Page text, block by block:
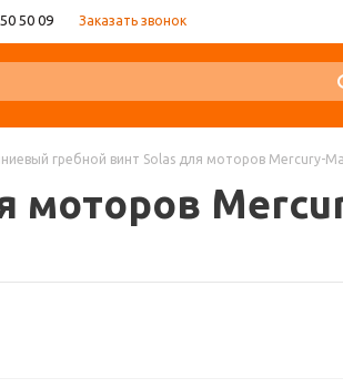
50 09 Заказать звонок
гребной винт Solas для моторов Mercury-
моторов